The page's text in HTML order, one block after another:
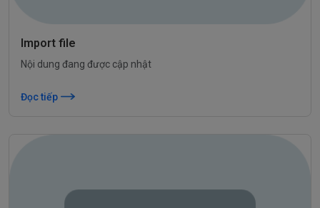
Import file
Nội dung đang được cập nhật
Đọc tiếp